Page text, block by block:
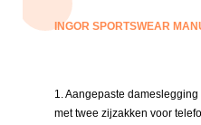
INGOR SPORTSWEAR
1. Aangepaste
met twee zijzakken voor